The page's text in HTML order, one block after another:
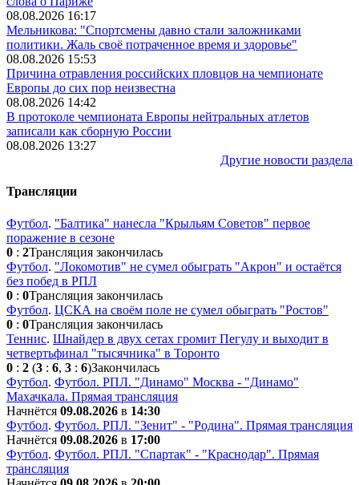
08.08.2026 16:17
Мельникова: "Спортсмены давно стали заложниками
политики. Жаль своё потраченное время и здоровье"
08.08.2026 15:53
Причина отравления российских пловцов на чемпионате
Европы до сих пор неизвестна
08.08.2026 14:42
В протоколе чемпионата Европы нейтральных атлетов
записали как сборную России
08.08.2026 13:27
Другие новости раздела
Трансляции
Футбол. "Балтика" нанесла "Крыльям Советов" первое
поражение в сезоне
0 : 2Трансляция закончилась
Футбол. "Локомотив" не сумел обыграть "Акрон" и остаётся
без побед в РПЛ
0 : 0Трансляция закончилась
Футбол. ЦСКА на своём поле не сумел обыграть "Ростов"
0 : 0Трансляция закончилась
Теннис. Шнайдер в двух сетах громит Пегулу и выходит в
четвертьфинал "тысячника" в Торонто
0 : 2 (3 : 6, 3 : 6)Закончилась
Футбол. Футбол. РПЛ. "Динамо" Москва - "Динамо"
Махачкала. Прямая трансляция
Начнётся 09.08.2026 в 14:30
Футбол. Футбол. РПЛ. "Зенит" - "Родина". Прямая трансляция
Начнётся 09.08.2026 в 17:00
Футбол. Футбол. РПЛ. "Спартак" - "Краснодар". Прямая
трансляция